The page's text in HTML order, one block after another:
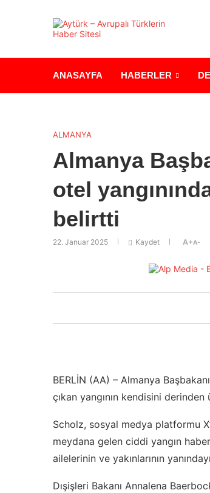
ANASAYFA HABERLER
ALMANYA
Almanya
otel
belirtti
22. Januar 2025 Kaydet A+A-
BERLİN (AA) – Almanya
çıkan yangının kendisini
Scholz, sosyal medya platformu
meydana gelen ciddi yangın
ailelerinin ve yakınlarının
Dışişleri Bakanı Annalena